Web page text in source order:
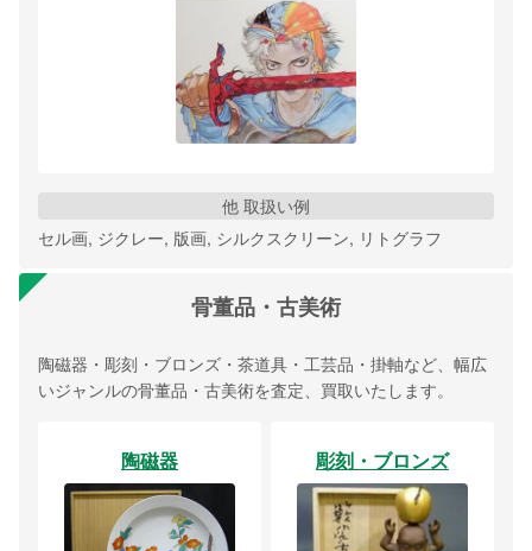
他 取扱い例
セル画, ジクレー, 版画, シルクスクリーン, リトグラフ
骨董品・古美術
陶磁器・彫刻・ブロンズ・茶道具・工芸品・掛軸など、幅広
いジャンルの骨董品・古美術を査定、買取いたします。
陶磁器 彫刻・ブロンズ